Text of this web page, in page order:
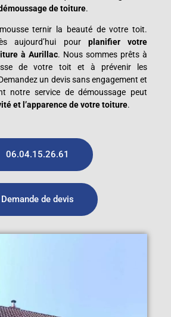
de toiture.
ternir la beauté de votre toit.
aujourd’hui pour planifier votre
à Aurillac. Nous sommes prêts à
de votre toit et à prévenir les
un devis sans engagement et
notre service de démoussage peut
et l’apparence de votre toiture.
06.04.15.26.61
Demande de devis